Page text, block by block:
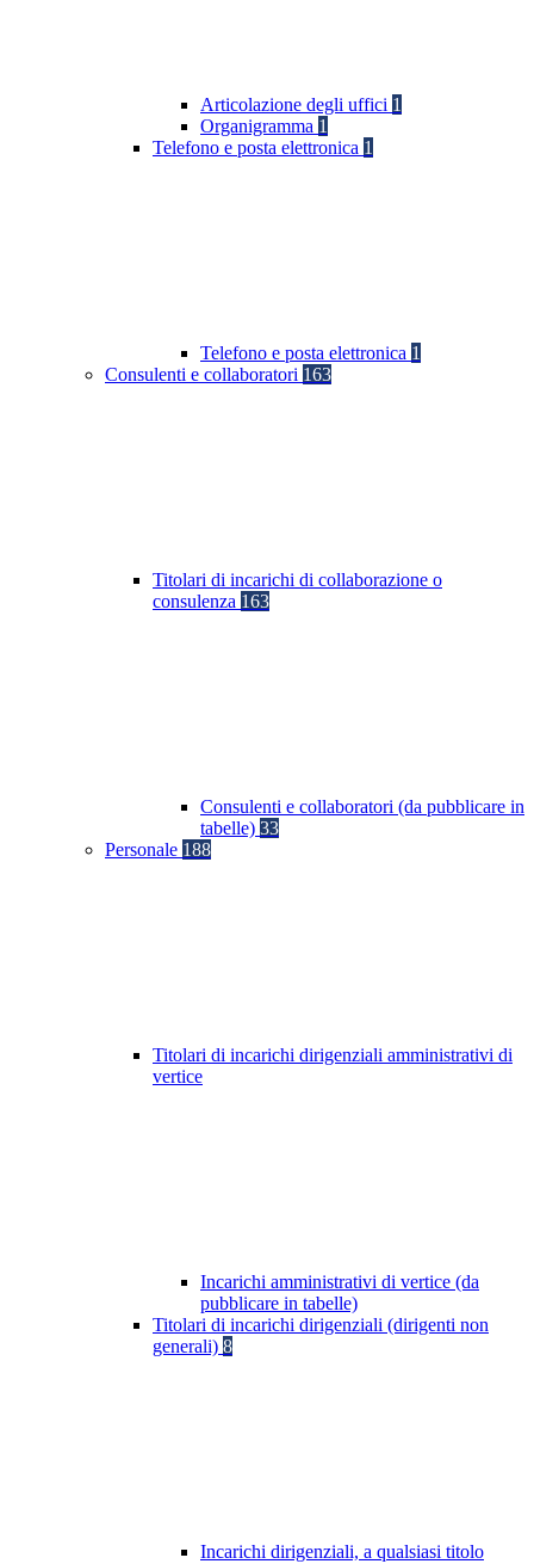
Articolazione degli uffici 1
Organigramma 1
Telefono e posta elettronica 1
Telefono e posta elettronica 1
Consulenti e collaboratori 163
Titolari di incarichi di collaborazione o
consulenza 163
Consulenti e collaboratori (da pubblicare in
tabelle) 33
Personale 188
Titolari di incarichi dirigenziali amministrativi di
vertice
Incarichi amministrativi di vertice (da
pubblicare in tabelle)
Titolari di incarichi dirigenziali (dirigenti non
generali) 8
Incarichi dirigenziali, a qualsiasi titolo